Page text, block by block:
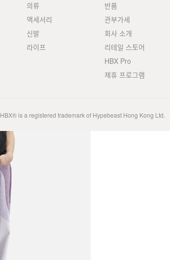
의류
액세서리
신발
라이프
반품
관부가세
회사 소개
리테일 스토어
HBX Pro
제휴 프로그램
HBX® is a registered trademark of Hypebeast Hong Kong Ltd.